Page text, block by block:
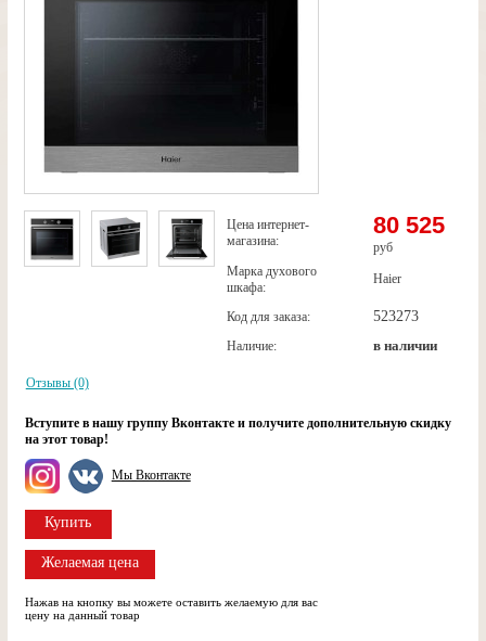
Цена интернет-
магазина:
80 525
руб
Марка духового
шкафа:
Haier
Код для заказа: 523273
Наличие: в наличии
Отзывы (0)
Вступите в нашу группу Вконтакте и получите дополнительную скидку
на этот товар!
Мы Вконтакте
Купить
Желаемая цена
Нажав на кнопку вы можете оставить желаемую для вас
цену на данный товар